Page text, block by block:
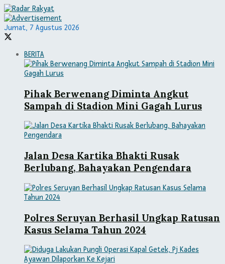
Jumat, 7 Agustus 2026
BERITA
Pihak Berwenang Diminta Angkut
Sampah di Stadion Mini Gagah Lurus
Jalan Desa Kartika Bhakti Rusak
Berlubang, Bahayakan Pengendara
Polres Seruyan Berhasil Ungkap Ratusan
Kasus Selama Tahun 2024